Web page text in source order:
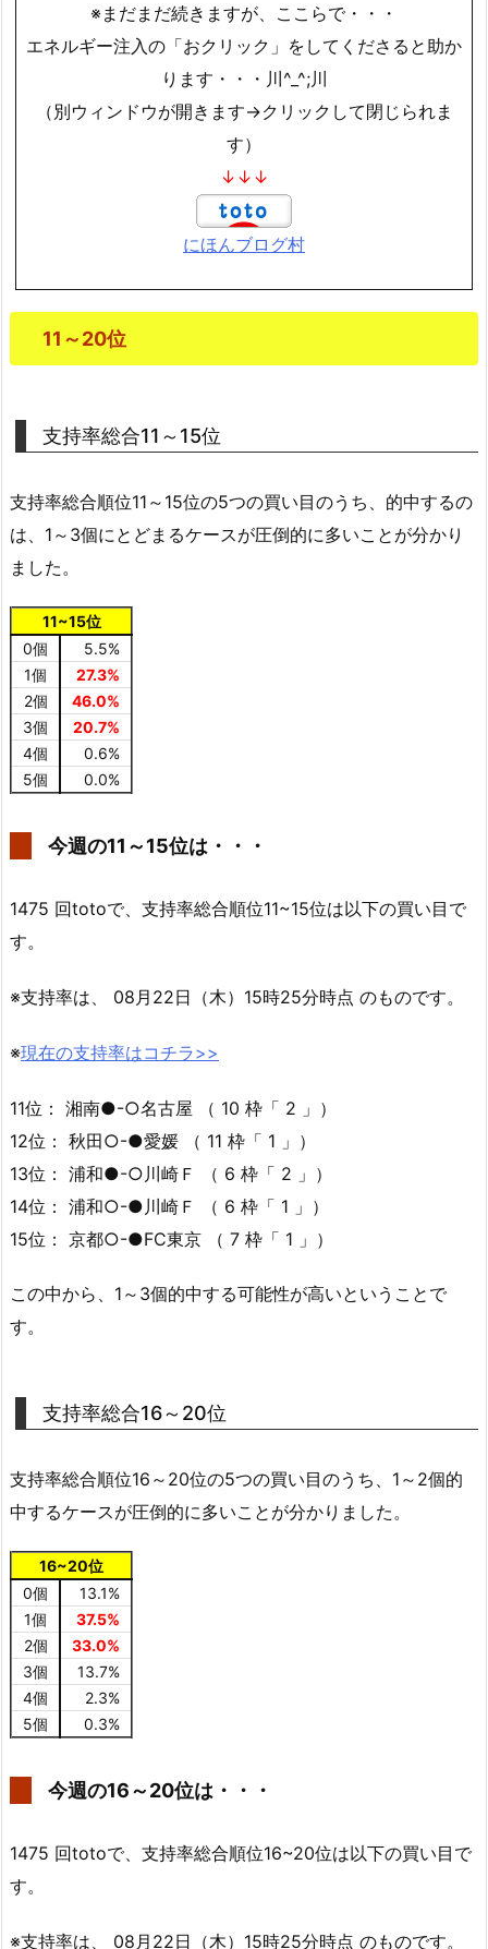
※まだまだ続きますが、ここらで・・・
エネルギー注入の「おクリック」をしてくださると助か
ります・・・川^_^;川
（別ウィンドウが開きます→クリックして閉じられま
す）
↓↓↓
にほんブログ村
11～20位
支持率総合11～15位
支持率総合順位11～15位の5つの買い目のうち、的中するの
は、1～3個にとどまるケースが圧倒的に多いことが分かり
ました。
11~15位
0個
5.5%
1個
27.3%
2個
46.0%
3個
20.7%
4個
0.6%
5個
0.0%
今週の11～15位は・・・
1475 回totoで、支持率総合順位11~15位は以下の買い目で
す。
※支持率は、 08月22日（木）15時25分時点 のものです。
※現在の支持率はコチラ>>
11位： 湘南●-○名古屋 （ 10 枠「 2 」）
12位： 秋田○-●愛媛 （ 11 枠「 1 」）
13位： 浦和●-○川崎Ｆ （ 6 枠「 2 」）
14位： 浦和○-●川崎Ｆ （ 6 枠「 1 」）
15位： 京都○-●FC東京 （ 7 枠「 1 」）
この中から、1～3個的中する可能性が高いということで
す。
支持率総合16～20位
支持率総合順位16～20位の5つの買い目のうち、1～2個的
中するケースが圧倒的に多いことが分かりました。
16~20位
0個
13.1%
1個
37.5%
2個
33.0%
3個
13.7%
4個
2.3%
5個
0.3%
今週の16～20位は・・・
1475 回totoで、支持率総合順位16~20位は以下の買い目で
す。
※支持率は、 08月22日（木）15時25分時点 のものです。